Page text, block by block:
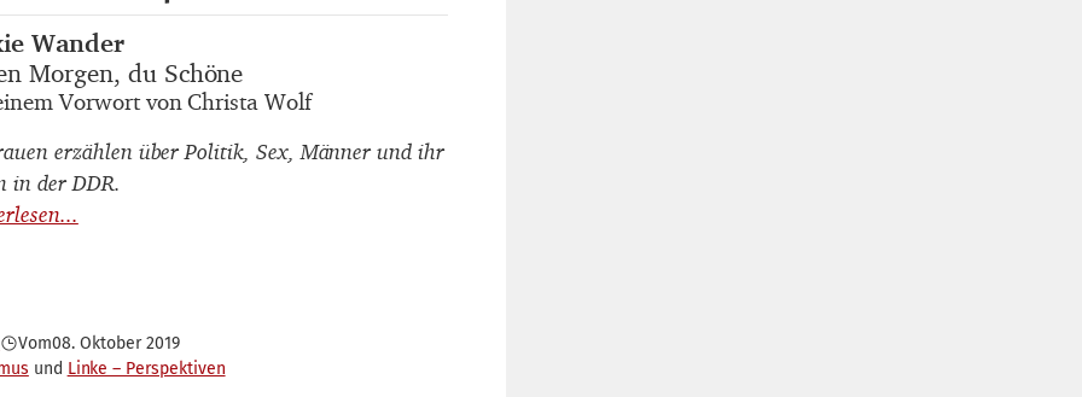
Wander
Morgen, du Schöne
Vorwort von Christa Wolf
erzählen über Politik, Sex, Männer und ihr
in der DDR.
Vom08. Oktober 2019
Linke – Perspektiven